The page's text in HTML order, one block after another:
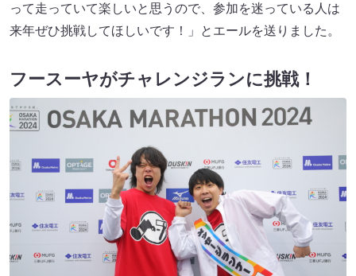
って走っていて楽しいと思うので、参加を迷っている人は
来年ぜひ挑戦してほしいです！」とエールを送りました。
フースーヤがチャレンジランに挑戦！